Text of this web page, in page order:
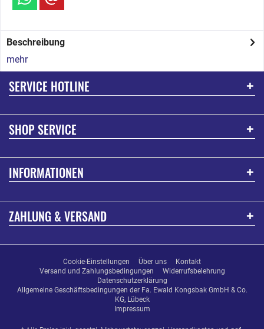
Beschreibung
mehr
SERVICE HOTLINE
SHOP SERVICE
INFORMATIONEN
ZAHLUNG & VERSAND
Cookie-Einstellungen Über uns
Kontakt
Versand und Zahlungsbedingungen
Widerrufsbelehrung
Datenschutzerklärung
Allgemeine Geschäftsbedingungen der Fa. Ewald Kongsbak GmbH & Co.
KG, Lübeck
Impressum